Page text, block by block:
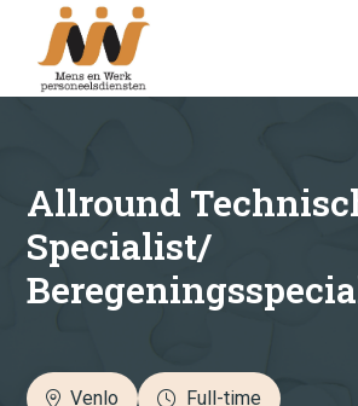
Allround
Specialist/
Venlo Full-time
Job alert
E-mailadres*